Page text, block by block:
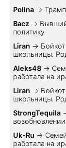
Polina →
Bacz →
политику
Liran →
школьницы.
Aleks48 →
работала на
Liran →
школьницы.
StrongTequila
Uk-Ru →
работала на